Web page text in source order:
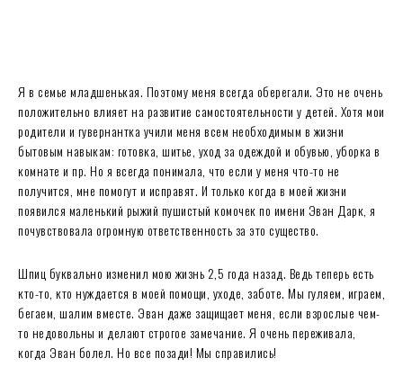
Я в семье младшенькая. Поэтому меня всегда оберегали. Это не очень
положительно влияет на развитие самостоятельности у детей. Хотя мои
родители и гувернантка учили меня всем необходимым в жизни
бытовым навыкам: готовка, шитье, уход за одеждой и обувью, уборка в
комнате и пр. Но я всегда понимала, что если у меня что-то не
получится, мне помогут и исправят. И только когда в моей жизни
появился маленький рыжий пушистый комочек по имени Эван Дарк, я
почувствовала огромную ответственность за это существо.
Шпиц буквально изменил мою жизнь 2,5 года назад. Ведь теперь есть
кто-то, кто нуждается в моей помощи, уходе, заботе. Мы гуляем, играем,
бегаем, шалим вместе. Эван даже защищает меня, если взрослые чем-
то недовольны и делают строгое замечание. Я очень переживала,
когда Эван болел. Но все позади! Мы справились!